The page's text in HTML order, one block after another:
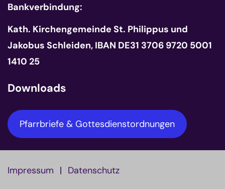
Bankverbindung:
Kath. Kirchengemeinde St. Philippus und
Jakobus Schleiden, IBAN DE31 3706 9720 5001
1410 25
Downloads
Pfarrbriefe & Gottesdienstordnungen
Impressum Datenschutz